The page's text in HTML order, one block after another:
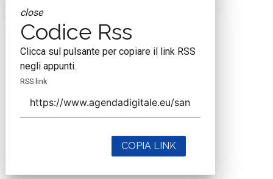
close
Codice Rss
Clicca sul pulsante per copiare il link RSS
negli appunti.
RSS link
COPIA LINK